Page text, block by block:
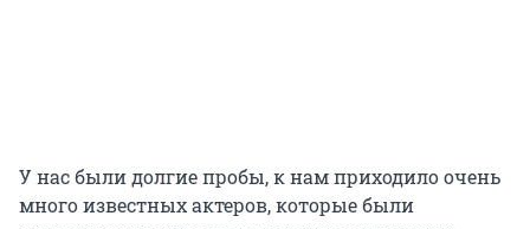
У нас были долгие пробы, к нам приходило очень
много известных актеров, которые были